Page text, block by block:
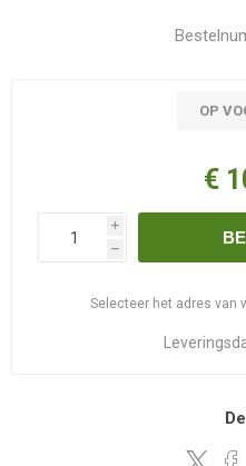
OP
€
i
h
Selecteer het adres van